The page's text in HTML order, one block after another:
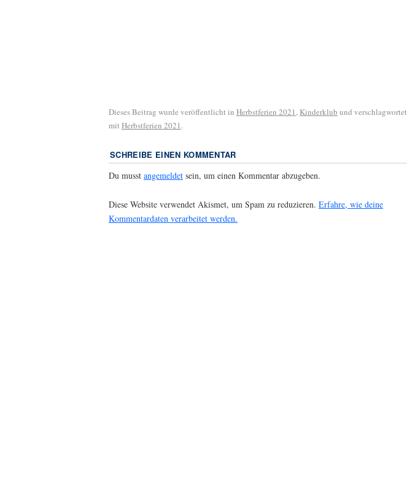
Dieses Beitrag wurde veröffentlicht in Herbstferien 2021, Kinderklub und verschlagwortet
mit Herbstferien 2021.
SCHREIBE EINEN KOMMENTAR
Du musst angemeldet sein, um einen Kommentar abzugeben.
Diese Website verwendet Akismet, um Spam zu reduzieren. Erfahre, wie deine
Kommentardaten verarbeitet werden.